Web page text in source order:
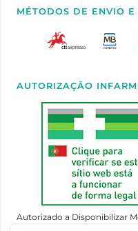
MÉTODOS DE ENVIO E
AUTORIZAÇÃO
Autorizado a Disponibilizar